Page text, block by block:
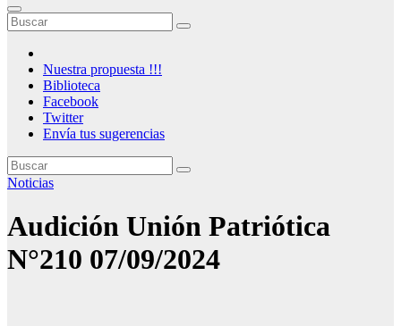
Nuestra propuesta !!!
Biblioteca
Facebook
Twitter
Envía tus sugerencias
Noticias
Audición Unión Patriótica
N°210 07/09/2024